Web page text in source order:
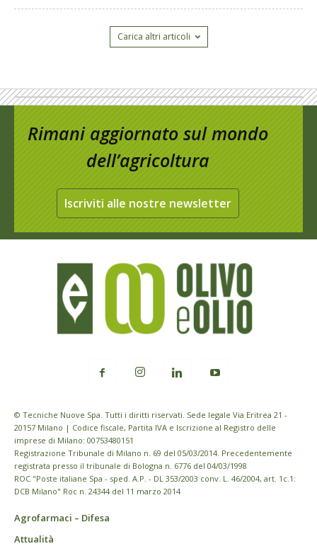
Carica altri articoli
Rimani aggiornato sul mondo
dell’agricoltura
Iscriviti alle nostre newsletter
© Tecniche Nuove Spa. Tutti i diritti riservati. Sede legale Via Eritrea 21 -
20157 Milano | Codice fiscale, Partita IVA e Iscrizione al Registro delle
imprese di Milano: 00753480151
Registrazione Tribunale di Milano n. 69 del 05/03/2014. Precedentemente
registrata presso il tribunale di Bologna n. 6776 del 04/03/1998
ROC "Poste italiane Spa - sped. A.P. - DL 353/2003 conv. L. 46/2004, art. 1c.1:
DCB Milano" Roc n. 24344 del 11 marzo 2014
Agrofarmaci – Difesa
Attualità